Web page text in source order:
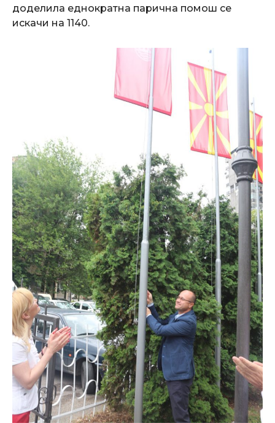
доделила еднократна парична помош се
искачи на 1140.